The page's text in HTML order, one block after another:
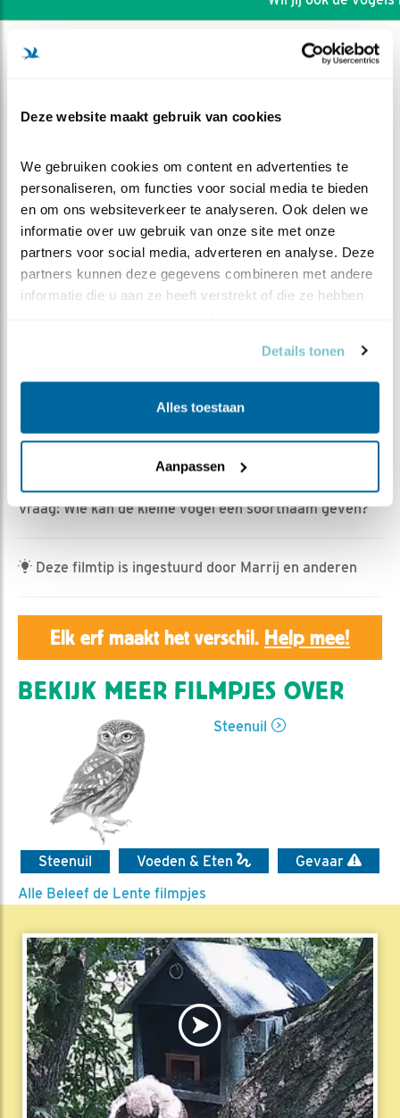
Deze website maakt gebruik van cookies
We gebruiken cookies om content en advertenties te
personaliseren, om functies voor social media te bieden
en om ons websiteverkeer te analyseren. Ook delen we
informatie over uw gebruik van onze site met onze
partners voor social media, adverteren en analyse. Deze
partners kunnen deze gegevens combineren met andere
informatie die u aan ze heeft verstrekt of die ze hebben
Details tonen
Alles toestaan
Aanpassen
DEEL DIT FILMPJE
Verschil groot en klein
Geert | Geplaatst op 1 april 2025, 6:10 |
valt aan. Alleen de afloop verschilt.
Vraag: Wie kan de kleine vogel een soortnaam geven?
Deze filmtip is ingestuurd door Marrij en anderen
Elk erf maakt het verschil. Help mee!
BEKIJK MEER FILMPJES OVER
Steenuil
Steenuil Voeden & Eten
Gevaar
Alle Beleef de Lente filmpjes